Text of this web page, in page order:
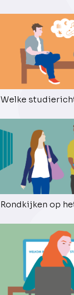
Welke
Rondkijken op